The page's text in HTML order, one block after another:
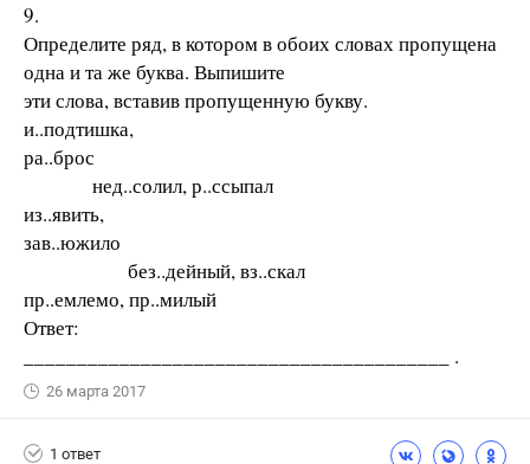
9.
Определите ряд, в котором в обоих словах пропущена
одна и та же буква. Выпишите
эти слова, вставив пропущенную букву.
и..подтишка,
ра..брос
нед..солил, р..ссыпал
из..явить,
зав..южило
без..дейный, вз..скал
пр..емлемо, пр..милый
Ответ:
________________________________________ .
26 марта 2017
1 ответ